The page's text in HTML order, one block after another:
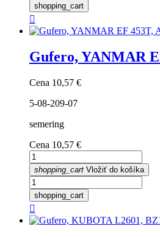
shopping_cart

Gufero, YANMAR
Cena 10,57 €
5-08-209-07
semering
Cena 10,57 €
shopping_cart Vložiť do košíka
shopping_cart
